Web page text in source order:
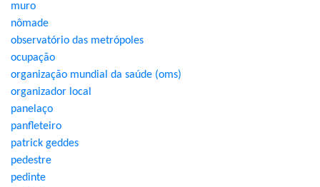
muro
nômade
observatório das metrópoles
ocupação
organização mundial da saúde (oms)
organizador local
panelaço
panfleteiro
patrick geddes
pedestre
pedinte